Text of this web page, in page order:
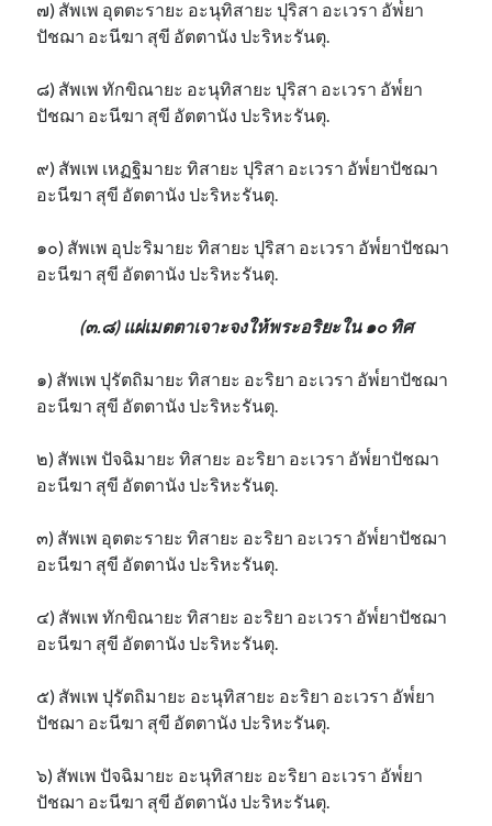
๗) สัพเพ อุตตะรายะ อะนุทิสายะ ปุริสา อะเวรา อัพ๎ยา
ปัชฌา อะนีฆา สุขี อัตตานัง ปะริหะรันตุ.
๘) สัพเพ ทักขิณายะ อะนุทิสายะ ปุริสา อะเวรา อัพ๎ยา
ปัชฌา อะนีฆา สุขี อัตตานัง ปะริหะรันตุ.
๙) สัพเพ เหฏฐิมายะ ทิสายะ ปุริสา อะเวรา อัพ๎ยาปัชฌา
อะนีฆา สุขี อัตตานัง ปะริหะรันตุ.
๑๐) สัพเพ อุปะริมายะ ทิสายะ ปุริสา อะเวรา อัพ๎ยาปัชฌา
อะนีฆา สุขี อัตตานัง ปะริหะรันตุ.
(๓.๘) แผ่เมตตาเจาะจงให้พระอริยะใน ๑๐ ทิศ
๑) สัพเพ ปุรัตถิมายะ ทิสายะ อะริยา อะเวรา อัพ๎ยาปัชฌา
อะนีฆา สุขี อัตตานัง ปะริหะรันตุ.
๒) สัพเพ ปัจฉิมายะ ทิสายะ อะริยา อะเวรา อัพ๎ยาปัชฌา
อะนีฆา สุขี อัตตานัง ปะริหะรันตุ.
๓) สัพเพ อุตตะรายะ ทิสายะ อะริยา อะเวรา อัพ๎ยาปัชฌา
อะนีฆา สุขี อัตตานัง ปะริหะรันตุ.
๔) สัพเพ ทักขิณายะ ทิสายะ อะริยา อะเวรา อัพ๎ยาปัชฌา
อะนีฆา สุขี อัตตานัง ปะริหะรันตุ.
๕) สัพเพ ปุรัตถิมายะ อะนุทิสายะ อะริยา อะเวรา อัพ๎ยา
ปัชฌา อะนีฆา สุขี อัตตานัง ปะริหะรันตุ.
๖) สัพเพ ปัจฉิมายะ อะนุทิสายะ อะริยา อะเวรา อัพ๎ยา
ปัชฌา อะนีฆา สุขี อัตตานัง ปะริหะรันตุ.